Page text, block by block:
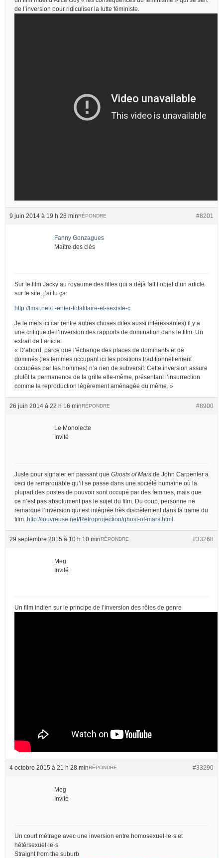
de l’inversion pour ridiculiser la lutte féministe.
9 juin 2014 à 19 h 28 min #8201
RÉPONDRE
Fanny Gonzagues
Maître des clés
Sur le film Jacky au royaume des filles qui a déjà fait l’objet d’un article
sur le site, j’ai lu ça:
http://lmsi.net/L-enfer-totalitaire-et-sexiste-c
Je le mets ici car (entre autres choses dites aussi intéressantes) il y a
une critique de l’inversion des rapports de domination dans le film. Un
extrait de l’article:
« D’abord, parce que l’échange des places de dominants et de
dominés (les femmes occupant ici les positions traditionnellement
occupées par les hommes) n’a rien de subversif. Cette inversion assure
plutôt la permanence de la grille elle-même, présentant l’insurrection
comme la reproduction légèrement aménagée du même. »
26 juin 2014 à 22 h 16 min #8900
RÉPONDRE
Le Monolecte
Invité
Juste pour signaler en passant que Ghosts of Mars de John Carpenter a
ceci de remarquable qu’il se passe dans une société humaine où la
plupart des postes de pouvoir sont occupé par des femmes, mais que
ce n’est pas absolument pas le sujet du film. Du coup, personne ne
remarque l’inversion qui est intégrée très discrètement dans la trame du
film. http://louvreuse.net/Retroprojection/ghost-of-mars.html
29 septembre 2015 à 10 h 10 min #33268
RÉPONDRE
Meg
Invité
Un film indien sur le principe de l’inversion des rôles de genre
4 octobre 2015 à 21 h 28 min #33290
RÉPONDRE
Meg
Invité
Un court métrage avec une inversion entre homosexuel·le·s et
hétérsexuel·le·s
Straight from the suburb